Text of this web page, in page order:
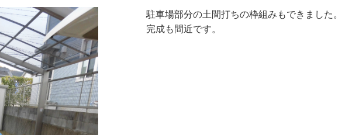
駐車場部分の土間打ちの枠組みもできました。
完成も間近です。